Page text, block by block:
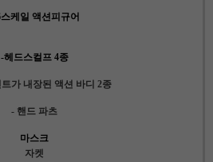
스케일 액션피규어
-헤드스컬프 4종
가 내장된 액션 바디 2종
- 핸드 파츠
마스크
자켓